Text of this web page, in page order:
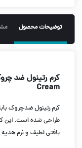
کاهش خطوط ریز
ترمیم، بازسازی
مانع خشک شدن
حجم 50 میل
توضیحات محصول
Cream
بافتی لطیف و نرم